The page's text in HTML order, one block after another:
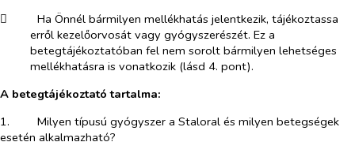
​
Ha Önnél bármilyen mellékhatás jelentkezik, tájékoztassa
erről kezelőorvosát vagy gyógyszerészét. Ez a
betegtájékoztatóban fel nem sorolt bármilyen lehetséges
mellékhatásra is vonatkozik (lásd 4. pont).
A betegtájékoztató tartalma:
1.​
Milyen típusú gyógyszer a Staloral és milyen betegségek
esetén alkalmazható?